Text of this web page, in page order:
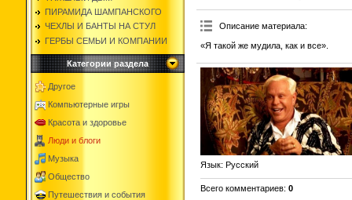
ПИРАМИДА ШАМПАНСКОГО
ЧЕХЛЫ И БАНТЫ НА СТУЛ
ГЕРБЫ СЕМЬИ И КОМПАНИИ
Категории раздела
Другое
Компьютерные игры
Красота и здоровье
Люди и блоги
Музыка
Общество
Путешествия и события
Описание материала:
«Я такой же мудила, как и все».
Язык: Русский
Всего комментариев: 0